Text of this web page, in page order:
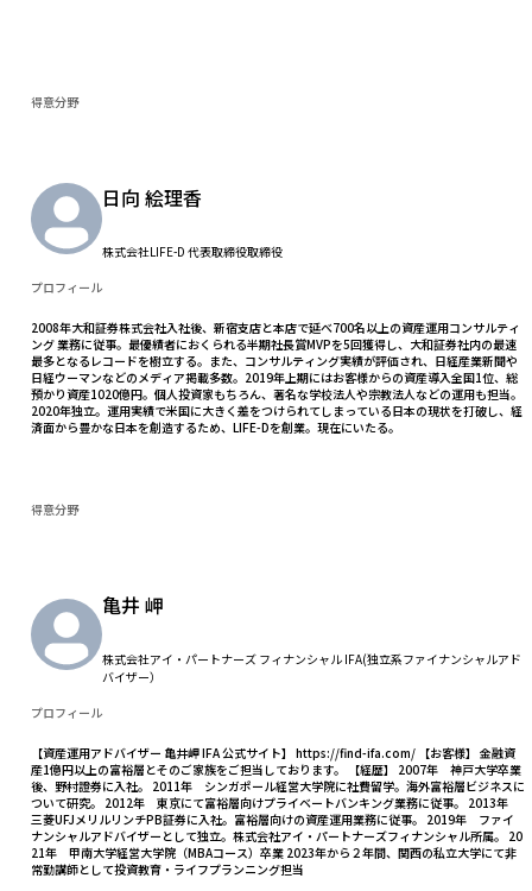
得意分野
日向 絵理香
株式会社LIFE-D 代表取締役取締役
プロフィール
2008年大和証券株式会社入社後、新宿支店と本店で延べ700名以上の資産運用コンサルティ
ング 業務に従事。最優績者におくられる半期社長賞MVPを5回獲得し、大和証券社内の最速
最多となるレコードを樹立する。また、コンサルティング実績が評価され、日経産業新聞や
日経ウーマンなどのメディア掲載多数。2019年上期にはお客様からの資産導入全国1位、総
預かり資産1020億円。個人投資家もちろん、著名な学校法人や宗教法人などの運用も担当。
2020年独立。運用実績で米国に大きく差をつけられてしまっている日本の現状を打破し、経
済面から豊かな日本を創造するため、LIFE-Dを創業。現在にいたる。
得意分野
亀井 岬
株式会社アイ・パートナーズ フィナンシャル IFA(独立系ファイナンシャルアド
バイザー）
プロフィール
【資産運用アドバイザー 亀井岬 IFA 公式サイト】 https://find-ifa.com/ 【お客様】 金融資
産1億円以上の富裕層とそのご家族をご担当しております。 【経歴】 2007年 神戸大学卒業
後、野村證券に入社。 2011年 シンガポール経営大学院に社費留学。海外富裕層ビジネスに
ついて研究。 2012年 東京にて富裕層向けプライベートバンキング業務に従事。 2013年
三菱UFJメリルリンチPB証券に入社。富裕層向けの資産運用業務に従事。 2019年 ファイ
ナンシャルアドバイザーとして独立。株式会社アイ・パートナーズフィナンシャル所属。 20
21年 甲南大学経営大学院（MBAコース）卒業 2023年から２年間、関西の私立大学にて非
常勤講師として投資教育・ライフプランニング担当